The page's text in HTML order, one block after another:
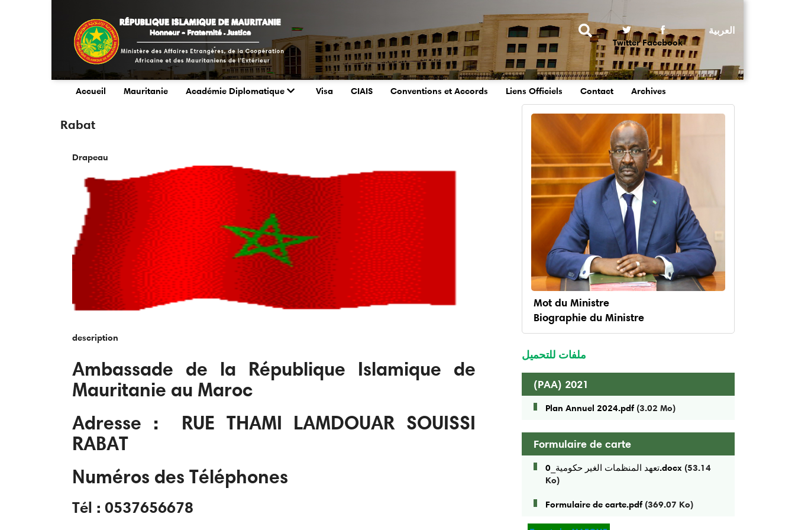
Rechercher
Twitter Facebook
menu
Accueil Mauritanie Académie Diplomatique Visa CIAIS Conventions et Accords Liens Officiels Contact Archives
menu
ministre
Mot du Ministre
Biographie du Ministre
ملفات للتحميل
(PAA) 2021
Plan Annuel 2024.pdf (3.02 Mo)
Formulaire de carte
تعهد المنظمات الغير حكومية_0.docx (53.14
Ko)
Formulaire de carte.pdf (369.07 Ko)
Rabat
Drapeau
description
Ambassade de la République Islamique de
Mauritanie au Maroc
Adresse : RUE THAMI LAMDOUAR SOUISSI
RABAT
Numéros des Téléphones
Tél : 0537656678